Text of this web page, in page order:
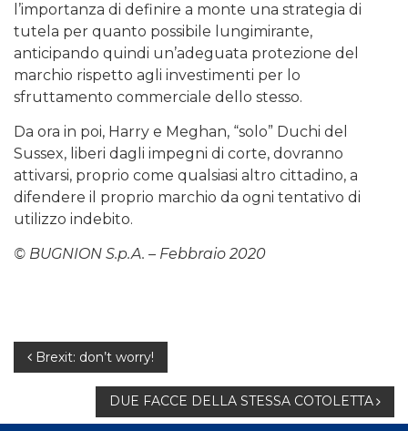
l’importanza di definire a monte una strategia di
tutela per quanto possibile lungimirante,
anticipando quindi un’adeguata protezione del
marchio rispetto agli investimenti per lo
sfruttamento commerciale dello stesso.
Da ora in poi, Harry e Meghan, “solo” Duchi del
Sussex, liberi dagli impegni di corte, dovranno
attivarsi, proprio come qualsiasi altro cittadino, a
difendere il proprio marchio da ogni tentativo di
utilizzo indebito.
© BUGNION S.p.A. – Febbraio 2020
Navigazione
Brexit: don’t worry!
DUE FACCE DELLA STESSA COTOLETTA